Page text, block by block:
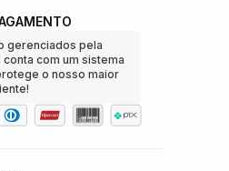
gerenciados pela
com um sistema
o nosso maior